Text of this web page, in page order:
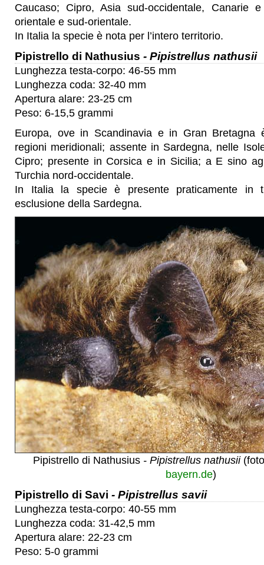
Caucaso; Cipro, Asia sud-occidentale, Canarie
orientale e sud-orientale.
In Italia la specie è nota per l’intero territorio.
Pipistrello di Nathusius - Pipistrellus nathusii
Lunghezza testa-corpo: 46-55 mm
Lunghezza coda: 32-40 mm
Apertura alare: 23-25 cm
Peso: 6-15,5 grammi
Europa, ove in Scandinavia e in Gran Bretagna
regioni meridionali; assente in Sardegna, nelle
Cipro; presente in Corsica e in Sicilia; a E sino
Turchia nord-occidentale.
In Italia la specie è presente praticamente in
esclusione della Sardegna.
Pipistrello di Nathusius - Pipistrellus nathusii
bayern.de)
Pipistrello di Savi - Pipistrellus savii
Lunghezza testa-corpo: 40-55 mm
Lunghezza coda: 31-42,5 mm
Apertura alare: 22-23 cm
Peso: 5-0 grammi